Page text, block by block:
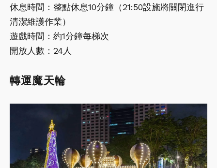
休息時間：整點休息10分鐘（21:50設施將關閉進行
清潔維護作業）
遊戲時間：約1分鐘每梯次
開放人數：24人
轉運魔天輪